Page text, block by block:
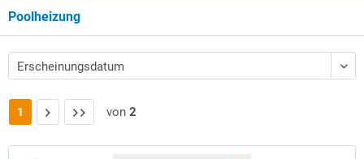
Poolheizung
1 von 2